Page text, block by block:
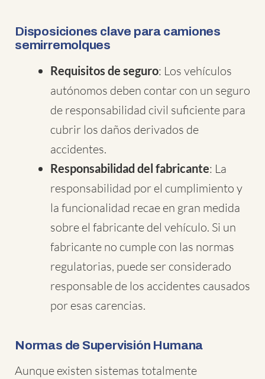
Disposiciones clave para camiones
semirremolques
Requisitos de seguro: Los vehículos
autónomos deben contar con un seguro
de responsabilidad civil suficiente para
cubrir los daños derivados de
accidentes.
Responsabilidad del fabricante: La
responsabilidad por el cumplimiento y
la funcionalidad recae en gran medida
sobre el fabricante del vehículo. Si un
fabricante no cumple con las normas
regulatorias, puede ser considerado
responsable de los accidentes causados
por esas carencias.
Normas de Supervisión Humana
Aunque existen sistemas totalmente